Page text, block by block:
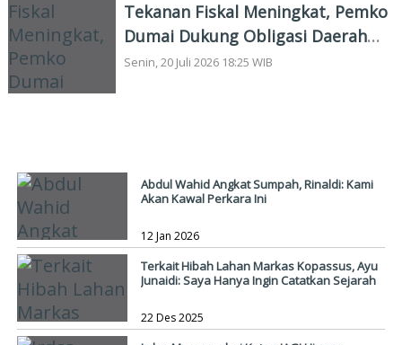
Tekanan Fiskal Meningkat, Pemko
Dumai Dukung Obligasi Daerah
Solusi Pembiayaan Pembangunan
Senin, 20 Juli 2026 18:25 WIB
Abdul Wahid Angkat Sumpah, Rinaldi: Kami
Akan Kawal Perkara Ini
12 Jan 2026
Terkait Hibah Lahan Markas Kopassus, Ayu
Junaidi: Saya Hanya Ingin Catatkan Sejarah
22 Des 2025